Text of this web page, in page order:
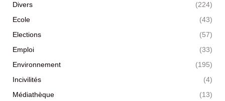
Divers
(224)
Ecole
(43)
Elections
(57)
Emploi
(33)
Environnement
(195)
Incivilités
(4)
Médiathèque
(13)